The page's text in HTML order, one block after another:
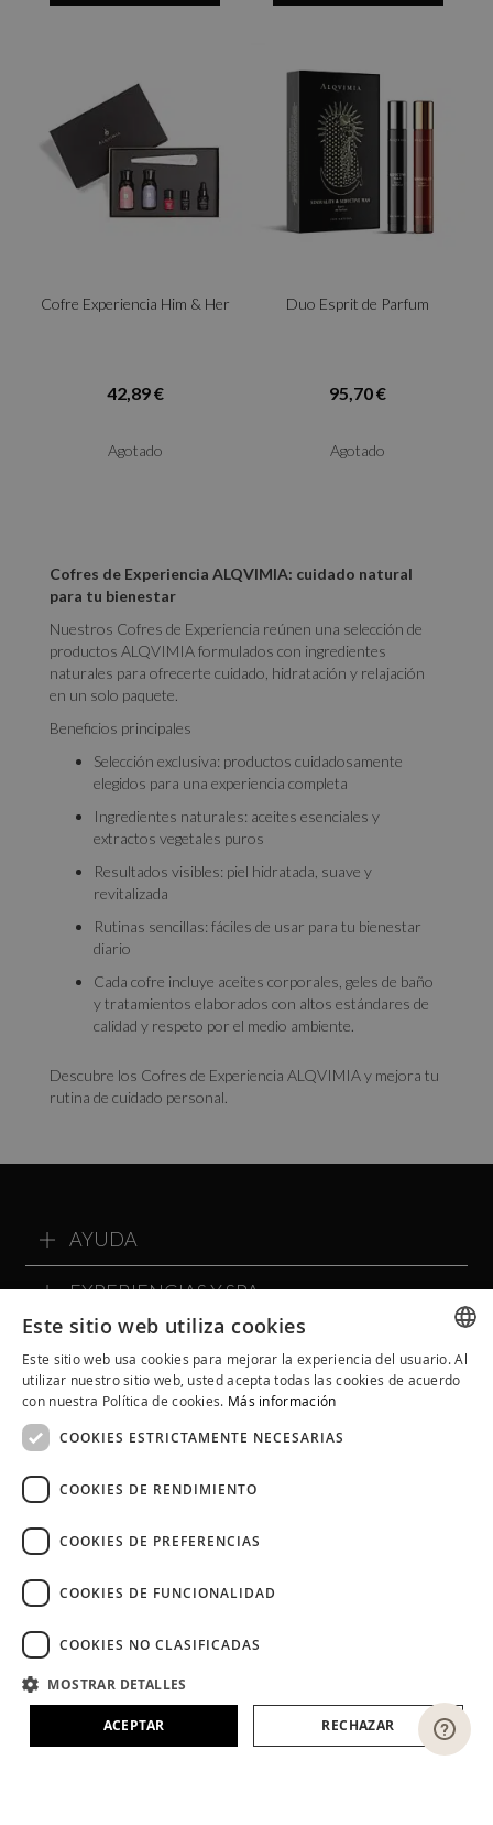
Cofre Experiencia Him & Her
42,89 €
Agotado
Duo Esprit de Parfum
95,70 €
Agotado
Cofres de Experiencia ALQVIMIA: cuidado natural
para tu bienestar
Nuestros Cofres de Experiencia reúnen una selección de
productos ALQVIMIA formulados con ingredientes
naturales para ofrecerte cuidado, hidratación y relajación
en un solo paquete.
Beneficios principales
Selección exclusiva: productos cuidadosamente
elegidos para una experiencia completa
Ingredientes naturales: aceites esenciales y
extractos vegetales puros
Resultados visibles: piel hidratada, suave y
revitalizada
Rutinas sencillas: fáciles de usar para tu bienestar
diario
Cada cofre incluye aceites corporales, geles de baño
y tratamientos elaborados con altos estándares de
calidad y respeto por el medio ambiente.
Descubre los Cofres de Experiencia ALQVIMIA y mejora tu
rutina de cuidado personal.
AYUDA
EXPERIENCIAS Y SPA
COMMUNITY ALQVIMIA
Aviso Legal Políticas de Cookies
Política de Privacidad
Condiciones Generales
Política en Redes Sociales
SPANISH
Este sitio web utiliza cookies
Este sitio web usa cookies para mejorar la experiencia del usuario. Al
utilizar nuestro sitio web, usted acepta todas las cookies de acuerdo
con nuestra Política de cookies. Más información
COOKIES ESTRICTAMENTE NECESARIAS
COOKIES DE RENDIMIENTO
COOKIES DE PREFERENCIAS
COOKIES DE FUNCIONALIDAD
COOKIES NO CLASIFICADAS
MOSTRAR DETALLES
ACEPTAR RECHAZAR